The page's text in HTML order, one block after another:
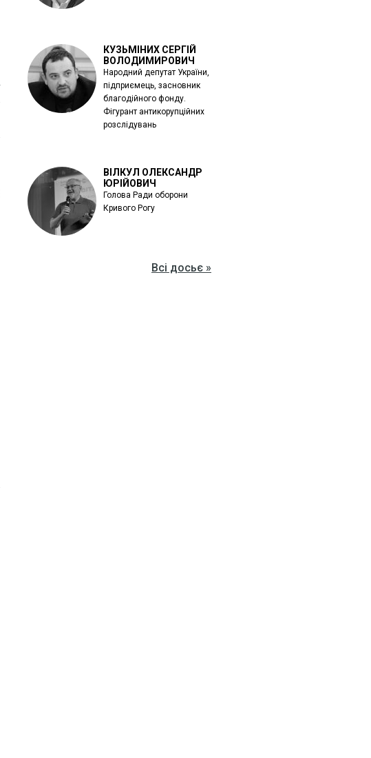
КУЗЬМІНИХ СЕРГІЙ
ВОЛОДИМИРОВИЧ
Народний депутат України,
підприємець, засновник
благодійного фонду.
Фігурант антикорупційних
розслідувань
ВІЛКУЛ ОЛЕКСАНДР
ЮРІЙОВИЧ
Голова Ради оборони
Кривого Рогу
Всі досьє »